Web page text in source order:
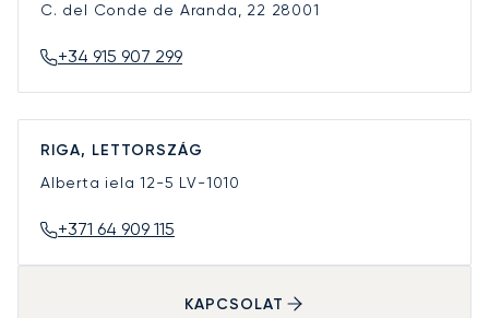
C. del Conde de Aranda, 22 28001
+34 915 907 299
RIGA, LETTORSZÁG
Alberta iela 12-5 LV-1010
+371 64 909 115
KAPCSOLAT